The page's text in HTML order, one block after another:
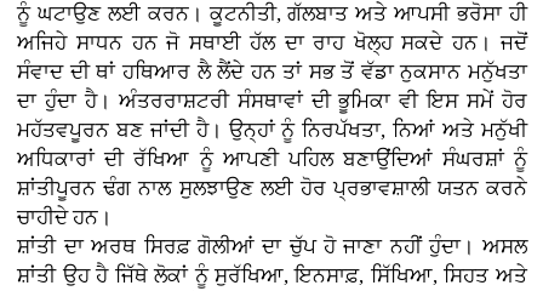
ਨੂੰ ਘਟਾਉਣ ਲਈ ਕਰਨ। ਕੂਟਨੀਤੀ, ਗੱਲਬਾਤ ਅਤੇ ਆਪਸੀ ਭਰੋਸਾ ਹੀ
ਅਜਿਹੇ ਸਾਧਨ ਹਨ ਜੋ ਸਥਾਈ ਹੱਲ ਦਾ ਰਾਹ ਖੋਲ੍ਹ ਸਕਦੇ ਹਨ। ਜਦੋਂ
ਸੰਵਾਦ ਦੀ ਥਾਂ ਹਥਿਆਰ ਲੈ ਲੈਂਦੇ ਹਨ ਤਾਂ ਸਭ ਤੋਂ ਵੱਡਾ ਨੁਕਸਾਨ ਮਨੁੱਖਤਾ
ਦਾ ਹੁੰਦਾ ਹੈ। ਅੰਤਰਰਾਸ਼ਟਰੀ ਸੰਸਥਾਵਾਂ ਦੀ ਭੂਮਿਕਾ ਵੀ ਇਸ ਸਮੇਂ ਹੋਰ
ਮਹੱਤਵਪੂਰਨ ਬਣ ਜਾਂਦੀ ਹੈ। ਉਨ੍ਹਾਂ ਨੂੰ ਨਿਰਪੱਖਤਾ, ਨਿਆਂ ਅਤੇ ਮਨੁੱਖੀ
ਅਧਿਕਾਰਾਂ ਦੀ ਰੱਖਿਆ ਨੂੰ ਆਪਣੀ ਪਹਿਲ ਬਣਾਉਂਦਿਆਂ ਸੰਘਰਸ਼ਾਂ ਨੂੰ
ਸ਼ਾਂਤੀਪੂਰਨ ਢੰਗ ਨਾਲ ਸੁਲਝਾਉਣ ਲਈ ਹੋਰ ਪ੍ਰਭਾਵਸ਼ਾਲੀ ਯਤਨ ਕਰਨੇ
ਚਾਹੀਦੇ ਹਨ।
ਸ਼ਾਂਤੀ ਦਾ ਅਰਥ ਸਿਰਫ਼ ਗੋਲੀਆਂ ਦਾ ਚੁੱਪ ਹੋ ਜਾਣਾ ਨਹੀਂ ਹੁੰਦਾ। ਅਸਲ
ਸ਼ਾਂਤੀ ਉਹ ਹੈ ਜਿੱਥੇ ਲੋਕਾਂ ਨੂੰ ਸੁਰੱਖਿਆ, ਇਨਸਾਫ਼, ਸਿੱਖਿਆ, ਸਿਹਤ ਅਤੇ